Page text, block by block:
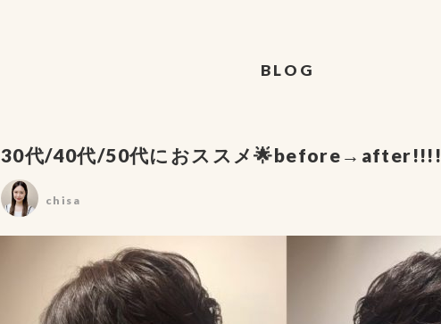
BLOG
30代/40代/50代におススメ🌟before→after!!!!
chisa